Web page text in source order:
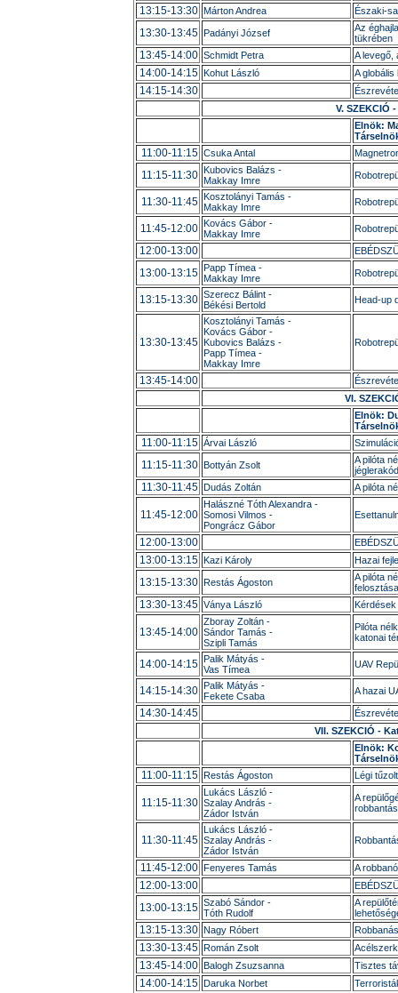
13:15-13:30 Márton Andrea Északi-
13:30-13:45 Padányi József
Az
tükrében
13:45-14:00 Schmidt Petra A levegő,
14:00-14:15 Kohut László A
14:15-14:30
V. SZEKCIÓ
Elnök:
11:00-11:15 Csuka Antal
11:15-11:30 Kubovics Balázs -
Makkay Imre
11:30-11:45 Kosztolányi Tamás -
Makkay Imre
11:45-12:00 Kovács Gábor -
Makkay Imre
12:00-13:00
13:00-13:15 Papp Tímea -
Makkay Imre
13:15-13:30 Szerecz Bálint -
Békési Bertold
Head-up
13:30-13:45
Kosztolányi Tamás -
Kovács Gábor -
Kubovics Balázs -
Papp Tímea -
Makkay Imre
13:45-14:00
VI.
Elnök:
11:00-11:15 Árvai László
11:15-11:30 Bottyán Zsolt
A pilóta
11:30-11:45 Dudás Zoltán A pilóta
11:45-12:00
Halászné Tóth Alexandra -
Somosi Vilmos -
Pongrácz Gábor
12:00-13:00
13:00-13:15 Kazi Károly Hazai
13:15-13:30 Restás Ágoston
A pilóta
felosztása
13:30-13:45 Ványa László
13:45-14:00
Zboray Zoltán -
Sándor Tamás -
Szipli Tamás
Pilóta
katonai
14:00-14:15 Palik Mátyás -
Vas Tímea
UAV
14:15-14:30 Palik Mátyás -
Fekete Csaba
A hazai
14:30-14:45
VII. SZEKCIÓ -
Elnök:
11:00-11:15 Restás Ágoston Légi
11:15-11:30
Lukács László -
Szalay András -
Zádor István
A
11:30-11:45
Lukács László -
Szalay András -
Zádor István
11:45-12:00 Fenyeres Tamás A
12:00-13:00
13:00-13:15 Szabó Sándor -
Tóth Rudolf
A
13:15-13:30 Nagy Róbert
13:30-13:45 Román Zsolt
13:45-14:00 Balogh Zsuzsanna Tisztes
14:00-14:15 Daruka Norbet